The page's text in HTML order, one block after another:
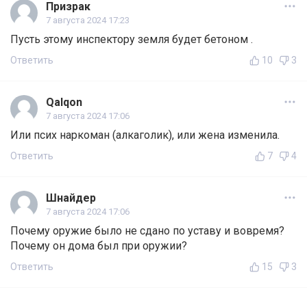
Призрак
7 августа 2024 17:23
Пусть этому инспектору земля будет бетоном .
Ответить 10 3
Qalqon
7 августа 2024 17:06
Или псих наркоман (алкаголик), или жена изменила.
Ответить 7 4
Шнайдер
7 августа 2024 17:06
Почему оружие было не сдано по уставу и вовремя?
Почему он дома был при оружии?
Ответить 15 3